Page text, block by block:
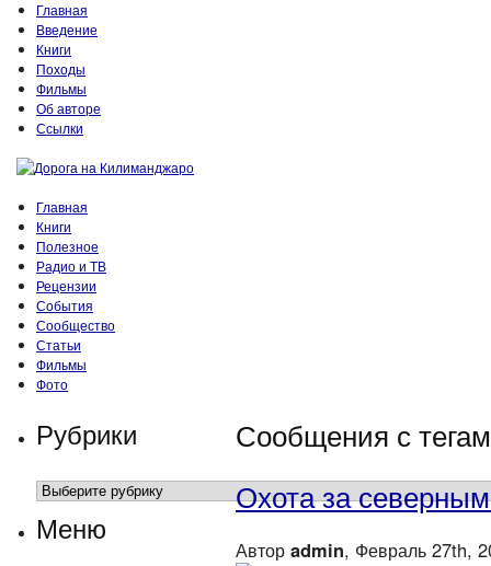
Главная
Введение
Книги
Походы
Фильмы
Об авторе
Ссылки
Главная
Книги
Полезное
Радио и ТВ
Рецензии
События
Сообщество
Статьи
Фильмы
Фото
Рубрики
Меню
Сообщения с
Охота за
Автор admin, Февраль 27th,